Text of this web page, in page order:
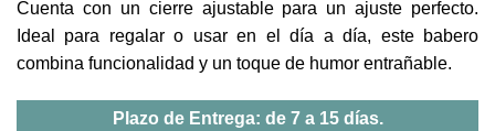
Cuenta con un cierre ajustable para un ajuste perfecto.
Ideal para regalar o usar en el día a día, este babero
combina funcionalidad y un toque de humor entrañable.
Plazo de Entrega: de 7 a 15 días.